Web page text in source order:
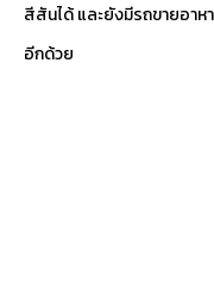
สีสันได้ และยังมีรถขายอาห
อีกด้วย